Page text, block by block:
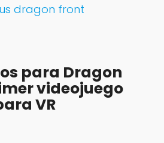
dragon front
para Dragon
videojuego
VR